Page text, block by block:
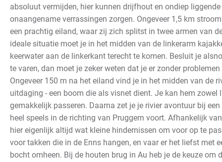
absoluut vermijden, hier kunnen drijfhout en ondiep
onaangename verrassingen zorgen. Ongeveer 1,5 km
een prachtig eiland, waar zij zich splitst in twee armen van
ideale situatie moet je in het midden van de linkerarm
keerwater aan de linkerkant terecht te komen. Besluit je
te varen, dan moet je zeker weten dat je er zonder
Ongeveer 150 m na het eiland vind je in het midden van de
uitdaging - een boom die als visnet dient. Je kan hem zowel
gemakkelijk passeren. Daarna zet je je rivier avontuur bij
heel speels in de richting van Pruggern voort. Afhankelijk
hier eigenlijk altijd wat kleine hindernissen om voor op te
voor takken die in de Enns hangen, en vaar er het liefst met
bocht omheen. Bij de houten brug in Au heb je de keuze om